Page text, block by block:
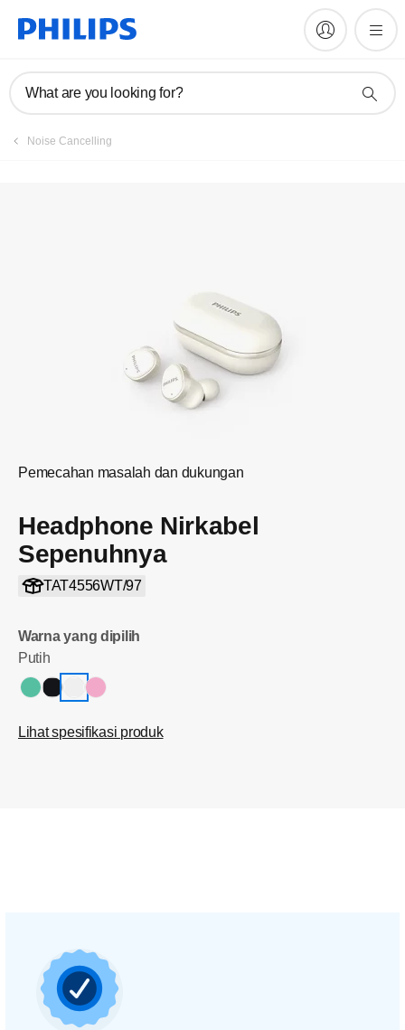
What are you looking for?
Noise Cancelling
Pemecahan masalah dan dukungan
Headphone Nirkabel
Sepenuhnya
TAT4556WT/97
Warna yang dipilih
Putih
Lihat spesifikasi produk
Daftarkan produk